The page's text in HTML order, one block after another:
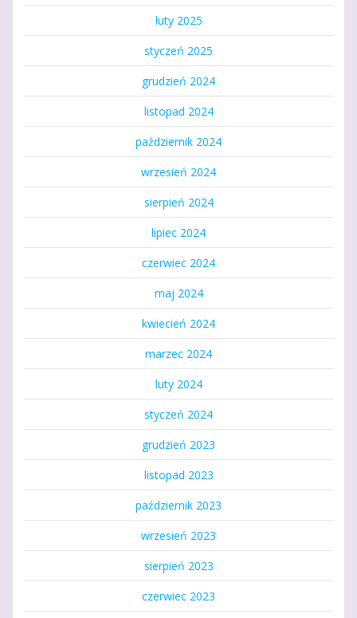
luty 2025
styczeń 2025
grudzień 2024
listopad 2024
październik 2024
wrzesień 2024
sierpień 2024
lipiec 2024
czerwiec 2024
maj 2024
kwiecień 2024
marzec 2024
luty 2024
styczeń 2024
grudzień 2023
listopad 2023
październik 2023
wrzesień 2023
sierpień 2023
czerwiec 2023